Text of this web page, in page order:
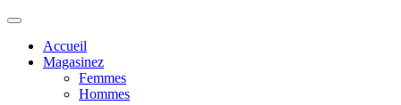
Accueil
Magasinez
Femmes
Hommes